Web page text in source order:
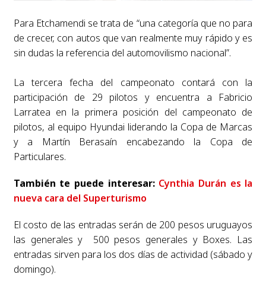
Para Etchamendi se trata de “una categoría que no para
de crecer, con autos que van realmente muy rápido y es
sin dudas la referencia del automovilismo nacional”.
La tercera fecha del campeonato contará con la
participación de 29 pilotos y encuentra a Fabricio
Larratea en la primera posición del campeonato de
pilotos, al equipo Hyundai liderando la Copa de Marcas
y a Martín Berasaín encabezando la Copa de
Particulares.
También te puede interesar: Cynthia Durán es la
nueva cara del Superturismo
El costo de las entradas serán de 200 pesos uruguayos
las generales y 500 pesos generales y Boxes. Las
entradas sirven para los dos días de actividad (sábado y
domingo).